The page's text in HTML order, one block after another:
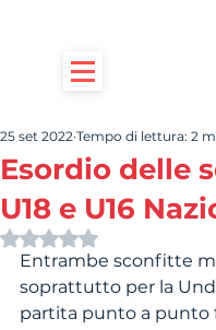
Esordio delle
U18 e U16
25 set 2022 Tempo di lettura: 2
Valutazione NaN stelle
Entrambe sconfitte
soprattutto per la
partita punto a punto